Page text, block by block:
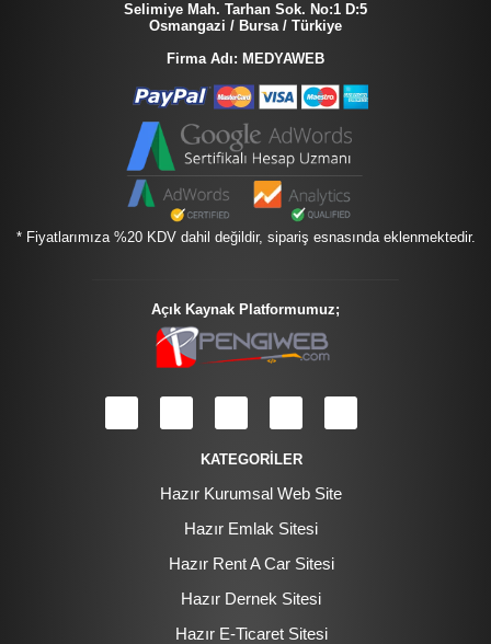
Selimiye Mah. Tarhan Sok. No:1 D:5
Osmangazi / Bursa / Türkiye
Firma Adı: MEDYAWEB
* Fiyatlarımıza %20 KDV dahil değildir, sipariş esnasında eklenmektedir.
Açık Kaynak Platformumuz;
KATEGORİLER
Hazır Kurumsal Web Site
Hazır Emlak Sitesi
Hazır Rent A Car Sitesi
Hazır Dernek Sitesi
Hazır E-Ticaret Sitesi